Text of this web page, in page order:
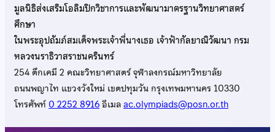
มูลนิธิส่งเสริมโอลิมปิกวิชาการและพัฒนามาตรฐานวิทยาศาสตร์
ศึกษา
ในพระอุปถัมภ์สมเด็จพระเจ้าพี่นางเธอ เจ้าฟ้ากัลยาณิวัฒนา กรม
หลวงนราธิวาสราชนครินทร์
254 ตึกเคมี 2 คณะวิทยาศาสตร์ จุฬาลงกรณ์มหาวิทยาลัย
ถนนพญาไท แขวงวังใหม่ เขตปทุมวัน กรุงเทพมหานคร 10330
โทรศัพท์0 2252 8916อีเมลac.olympiads@posn.or.th